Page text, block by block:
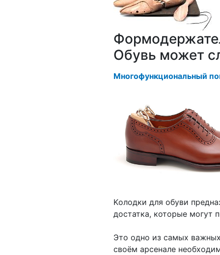
Обувь может
Многофункциональный
Kолодки для обуви
достатка, которые могут
Это одно из самых
своём арсенале